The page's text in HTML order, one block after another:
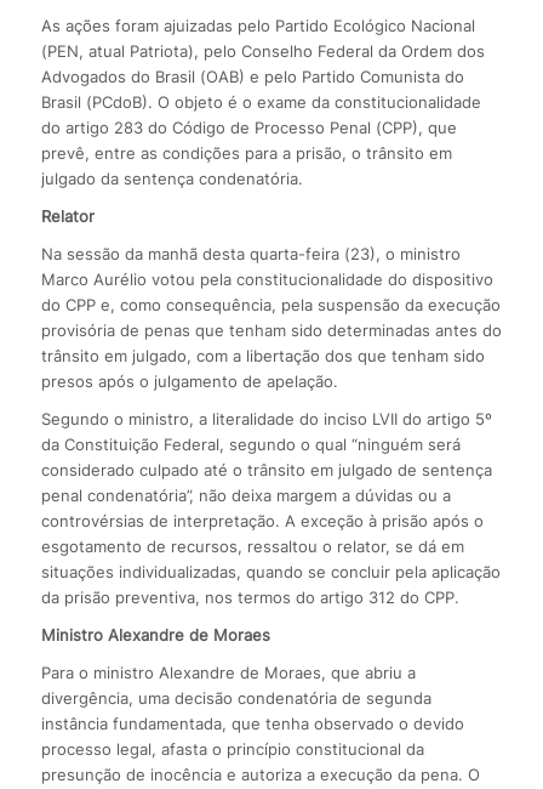
As ações foram ajuizadas pelo Partido Ecológico Nacional
(PEN, atual Patriota), pelo Conselho Federal da Ordem dos
Advogados do Brasil (OAB) e pelo Partido Comunista do
Brasil (PCdoB). O objeto é o exame da constitucionalidade
do artigo 283 do Código de Processo Penal (CPP), que
prevê, entre as condições para a prisão, o trânsito em
julgado da sentença condenatória.
Relator
Na sessão da manhã desta quarta-feira (23), o ministro
Marco Aurélio votou pela constitucionalidade do dispositivo
do CPP e, como consequência, pela suspensão da execução
provisória de penas que tenham sido determinadas antes do
trânsito em julgado, com a libertação dos que tenham sido
presos após o julgamento de apelação.
Segundo o ministro, a literalidade do inciso LVII do artigo 5º
da Constituição Federal, segundo o qual “ninguém será
considerado culpado até o trânsito em julgado de sentença
penal condenatória”, não deixa margem a dúvidas ou a
controvérsias de interpretação. A exceção à prisão após o
esgotamento de recursos, ressaltou o relator, se dá em
situações individualizadas, quando se concluir pela aplicação
da prisão preventiva, nos termos do artigo 312 do CPP.
Ministro Alexandre de Moraes
Para o ministro Alexandre de Moraes, que abriu a
divergência, uma decisão condenatória de segunda
instância fundamentada, que tenha observado o devido
processo legal, afasta o princípio constitucional da
presunção de inocência e autoriza a execução da pena. O